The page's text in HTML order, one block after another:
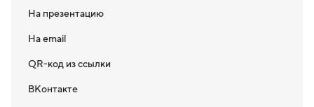
На презентацию
На email
QR-код из ссылки
ВКонтакте